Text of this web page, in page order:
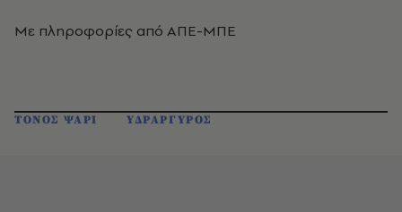
Με πληροφορίες από ΑΠΕ-ΜΠΕ
ΤΟΝΟΣ ΨΑΡΙ ΥΔΡΑΡΓΥΡΟΣ